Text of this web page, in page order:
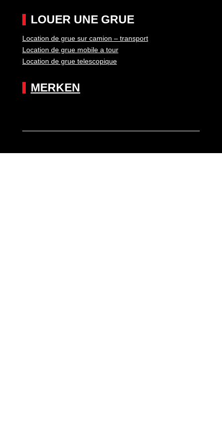
LOUER UNE GRUE
Location de grue sur camion – transport
Location de grue mobile a tour
Location de grue telescopique
MERKEN